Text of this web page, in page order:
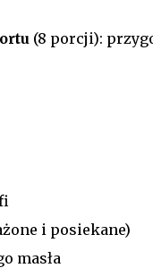
(8 porcji):
i posiekane)
masła